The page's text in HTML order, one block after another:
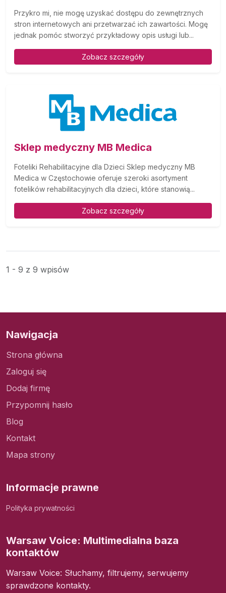
Przykro mi, nie mogę uzyskać dostępu do zewnętrznych
stron internetowych ani przetwarzać ich zawartości. Mogę
jednak pomóc stworzyć przykładowy opis usługi lub...
Zobacz szczegóły
Sklep medyczny MB Medica
Foteliki Rehabilitacyjne dla Dzieci Sklep medyczny MB
Medica w Częstochowie oferuje szeroki asortyment
fotelików rehabilitacyjnych dla dzieci, które stanowią...
Zobacz szczegóły
1 - 9 z 9 wpisów
Nawigacja
Strona główna
Zaloguj się
Dodaj firmę
Przypomnij hasło
Blog
Kontakt
Mapa strony
Informacje prawne
Polityka prywatności
Warsaw Voice: Multimedialna baza
kontaktów
Warsaw Voice: Słuchamy, filtrujemy, serwujemy
sprawdzone kontakty.